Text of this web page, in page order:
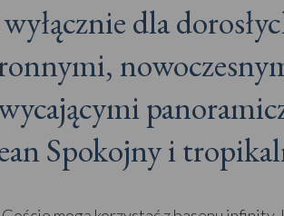
dla
Spokojny i